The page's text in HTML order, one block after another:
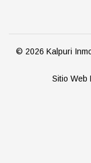
© 2026 Kalpuri
Sitio Web